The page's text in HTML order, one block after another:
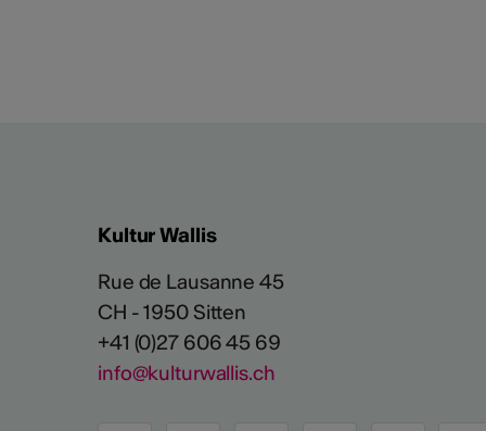
Kultur Wallis
Rue de Lausanne 45
CH - 1950 Sitten
+41 (0)27 606 45 69
info@kulturwallis.ch